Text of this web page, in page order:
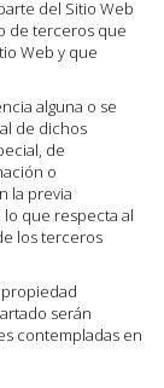
del Sitio Web
de terceros que
Web y que
alguna o se
de dichos
de
o
la previa
lo que respecta al
los terceros
serán
contempladas en